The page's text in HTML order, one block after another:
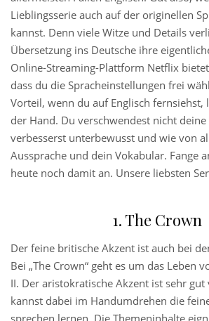
Lieblingsserie auch auf der originellen
kannst. Denn viele Witze und Details
Übersetzung ins Deutsche ihre
Online-Streaming-Plattform Netflix
dass du die Spracheinstellungen frei
Vorteil, wenn du auf Englisch fernsiehst,
der Hand. Du verschwendest nicht
verbesserst unterbewusst und wie von
Aussprache und dein Vokabular. Fange
heute noch damit an. Unsere liebsten
1. The Crown
Der feine britische Akzent ist auch bei
Bei „The Crown“ geht es um das Leben
II. Der aristokratische Akzent ist sehr
kannst dabei im Handumdrehen die
sprechen lernen. Die Themeninhalte